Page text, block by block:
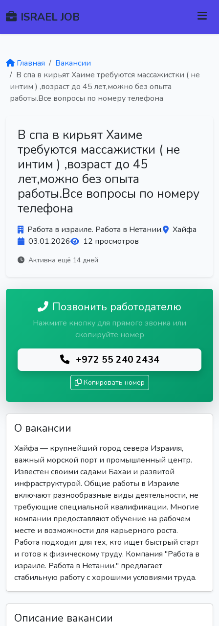
ISRAEL JOB
Главная
Вакансии
В спа в кирьят Хаиме требуются массажистки ( не
интим ) ,возраст до 45 лет,можно без опыта
работы.Все вопросы по номеру телефона
В спа в кирьят Хаиме
требуются массажистки ( не
интим ) ,возраст до 45
лет,можно без опыта
работы.Все вопросы по номеру
телефона
Работа в израиле. Работа в Нетании.
Хайфа
03.01.2026
12 просмотров
Активна ещё 14 дней
Позвонить работодателю
Нажмите кнопку для прямого звонка или
скопируйте номер
+972 55 240 2434
Копировать номер
О вакансии
Хайфа — крупнейший город севера Израиля,
важный морской порт и промышленный центр.
Известен своими садами Бахаи и развитой
инфраструктурой. Общие работы в Израиле
включают разнообразные виды деятельности, не
требующие специальной квалификации. Многие
компании предоставляют обучение на рабочем
месте и возможности для карьерного роста.
Работа подходит для тех, кто ищет быстрый старт
и готов к физическому труду. Компания "Работа в
израиле. Работа в Нетании." предлагает
стабильную работу с хорошими условиями труда.
Описание вакансии